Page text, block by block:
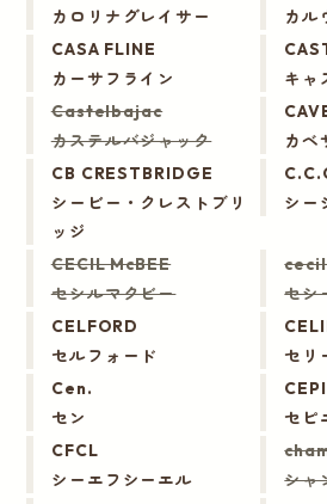
カロリナグレイサー カル
CASA FLINE
カーサフライン キャ
Castelbajac
カステルバジャック カベ
CB CRESTBRIDGE
シービー・クレストブリ
ッジ
シー
CECIL McBEE
セシルマクビー セシ
CELFORD
セルフォード セリ
Cen.
セン セピ
CFCL
シーエフシーエル シャ